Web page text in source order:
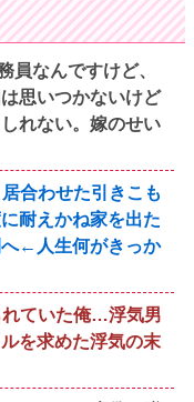
員なんですけど、
思いつかないけど
れない。嫁のせい
合わせた引きこも
耐えかね家を出た
へ←人生何がきっか
れていた俺…浮気男
を求めた浮気の末